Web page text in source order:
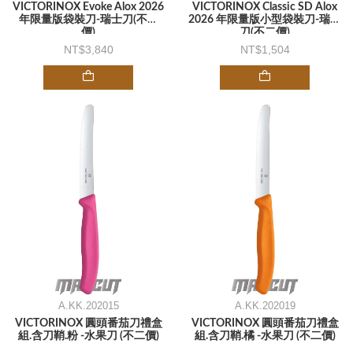
VICTORINOX Evoke Alox 2026
年限量版袋裝刀-瑞士刀(不二
價)
3,840
VICTORINOX Classic SD Alox
2026 年限量版小型袋裝刀-瑞士
刀(不二價)
1,504
A.KK.202015
VICTORINOX 圓頭番茄刀禮盒
組.含刀鞘.粉 -水果刀 (不二價)
A.KK.202019
VICTORINOX 圓頭番茄刀禮盒
組.含刀鞘.橘 -水果刀 (不二價)